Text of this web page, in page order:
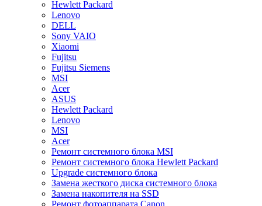
Hewlett Packard
Lenovo
DELL
Sony VAIO
Xiaomi
Fujitsu
Fujitsu Siemens
MSI
Acer
ASUS
Hewlett Packard
Lenovo
MSI
Acer
Ремонт системного блока MSI
Ремонт системного блока Hewlett Packard
Upgrade системного блока
Замена жесткого диска системного блока
Замена накопителя на SSD
Ремонт фотоаппарата Canon